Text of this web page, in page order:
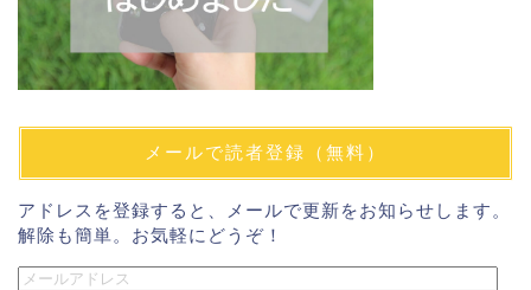
メールで読者登録（無料）
アドレスを登録すると、メールで更新をお知らせします。
解除も簡単。お気軽にどうぞ！
メ